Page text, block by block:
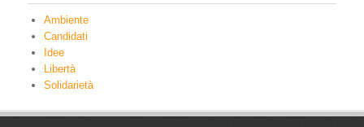
Ambiente
Candidati
Idee
Libertà
Solidarietà